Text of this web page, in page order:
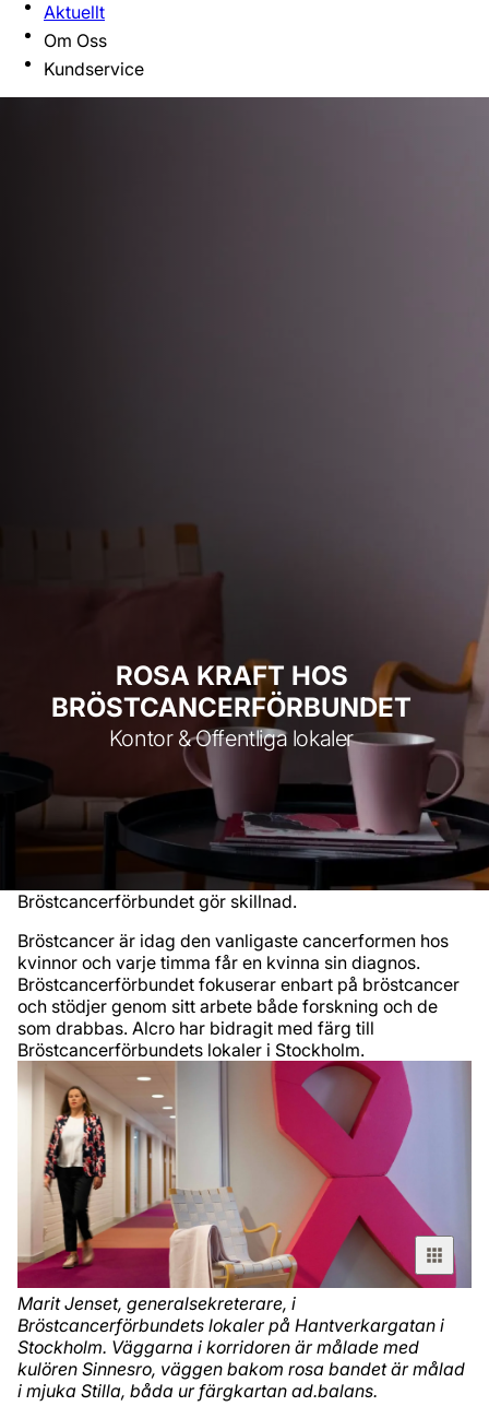
Aktuellt
Om Oss
Kundservice
ROSA KRAFT HOS
BRÖSTCANCERFÖRBUNDET
Kontor & Offentliga lokaler
Bröstcancerförbundet gör skillnad.
Bröstcancer är idag den vanligaste cancerformen hos
kvinnor och varje timma får en kvinna sin diagnos.
Bröstcancerförbundet fokuserar enbart på bröstcancer
och stödjer genom sitt arbete både forskning och de
som drabbas. Alcro har bidragit med färg till
Bröstcancerförbundets lokaler i Stockholm.
Marit Jenset, generalsekreterare, i
Bröstcancerförbundets lokaler på Hantverkargatan i
Stockholm. Väggarna i korridoren är målade med
kulören Sinnesro, väggen bakom rosa bandet är målad
i mjuka Stilla, båda ur färgkartan ad.balans.